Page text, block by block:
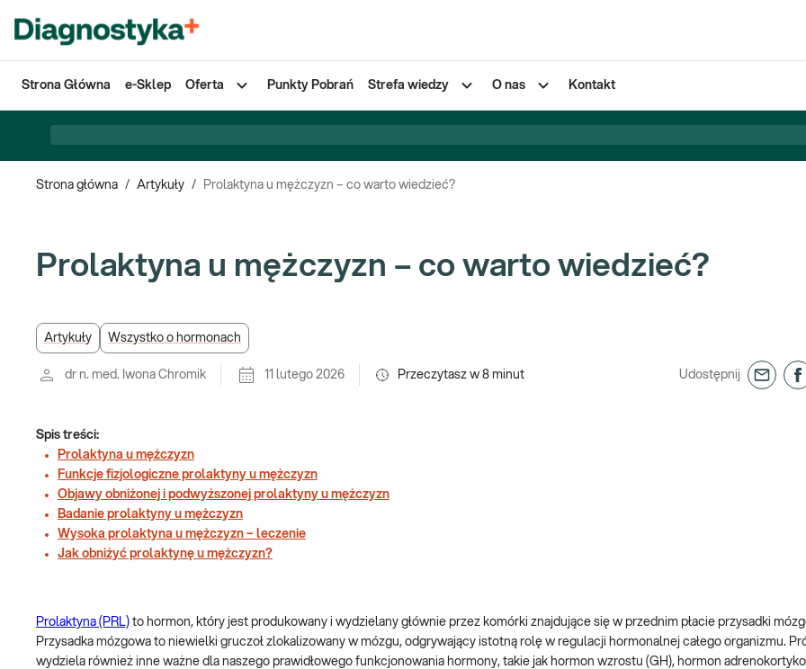
Strona Główna e-Sklep Oferta Punkty Pobrań Strefa wiedzy O nas Kontakt
Strona główna / Artykuły / Prolaktyna u mężczyzn – co warto wiedzieć?
Prolaktyna u mężczyzn – co warto wiedzieć?
Artykuły Wszystko o hormonach
dr n. med. Iwona Chromik 11 lutego 2026 Przeczytasz w 8 minut Udostępnij
Spis treści:
Prolaktyna u mężczyzn
Funkcje fizjologiczne prolaktyny u mężczyzn
Objawy obniżonej i podwyższonej prolaktyny u mężczyzn
Badanie prolaktyny u mężczyzn
Wysoka prolaktyna u mężczyzn – leczenie
Jak obniżyć prolaktynę u mężczyzn?
Prolaktyna (PRL) to hormon, który jest produkowany i wydzielany głównie przez komórki znajdujące się w przednim płacie przysadki
Przysadka mózgowa to niewielki gruczoł zlokalizowany w mózgu, odgrywający istotną rolę w regulacji hormonalnej całego organizmu.
wydziela również inne ważne dla naszego prawidłowego funkcjonowania hormony, takie jak hormon wzrostu (GH), hormon